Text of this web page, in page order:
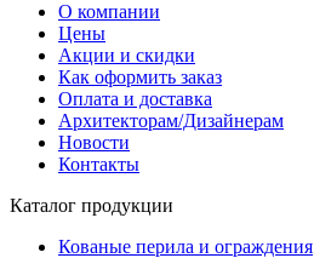
О компании
Цены
Акции и скидки
Как оформить заказ
Оплата и доставка
Архитекторам/Дизайнерам
Новости
Контакты
Каталог продукции
Кованые перила и ограждения